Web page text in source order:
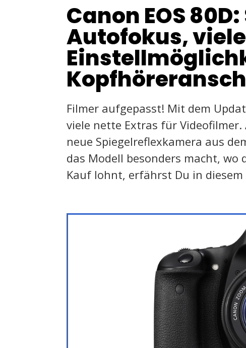
Canon EOS
Autofokus,
Filmer aufgepasst! Mit dem
viele nette Extras für
neue Spiegelreflexkamera aus
das Modell besonders macht, wo
Kauf lohnt, erfährst Du in